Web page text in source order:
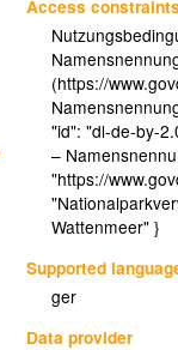
Access
(https://
"id": "dl-de-by-
–
"https://
Wattenmeer" }
Supported
ger
Data provider